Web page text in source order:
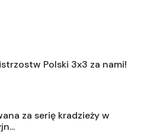
Polski 3x3 za nami!
za serię kradzieży w